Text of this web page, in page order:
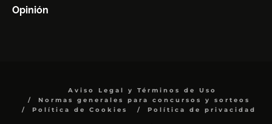
Opinión
Aviso Legal y Términos de Uso
Normas generales para concursos y sorteos
Política de Cookies
Política de privacidad